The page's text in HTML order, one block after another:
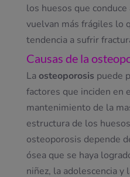
los huesos que
vuelvan más frágiles lo
tendencia a sufrir
Causas de la
La osteoporosis puede
factores que inciden en
mantenimiento de la
estructura de los
osteoporosis depende
ósea que se haya
niñez, la adolescencia